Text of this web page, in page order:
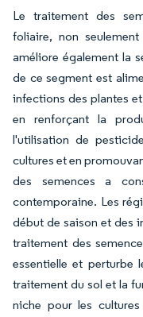
Le traitement des
foliaire, non
améliore également la
de ce segment est
infections des plantes
en renforçant la
l'utilisation de
cultures et en
des semences a
contemporaine. Les
début de saison et des
traitement des
essentielle et perturbe
traitement du sol et la
niche pour les